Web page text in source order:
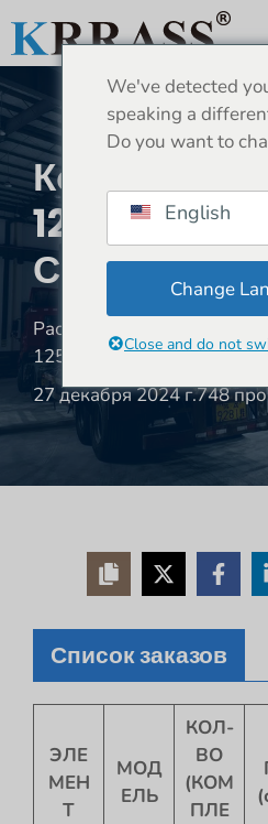
содержимому
Косово-
1250X3200
Станок
Расположение:
1250X3200 пазовый
27 декабря 2024 г.748
Список заказов
ЭЛЕ
МЕН
Т
МОД
ЕЛЬ
КОЛ-
ВО
(КОМ
ПЛЕ
We've detected
speaking a
Do you want to
English
Change
Close and do not